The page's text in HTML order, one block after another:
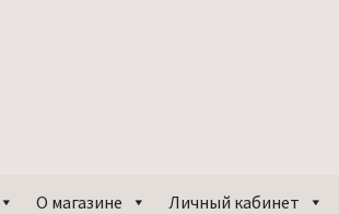
О магазине Личный кабинет